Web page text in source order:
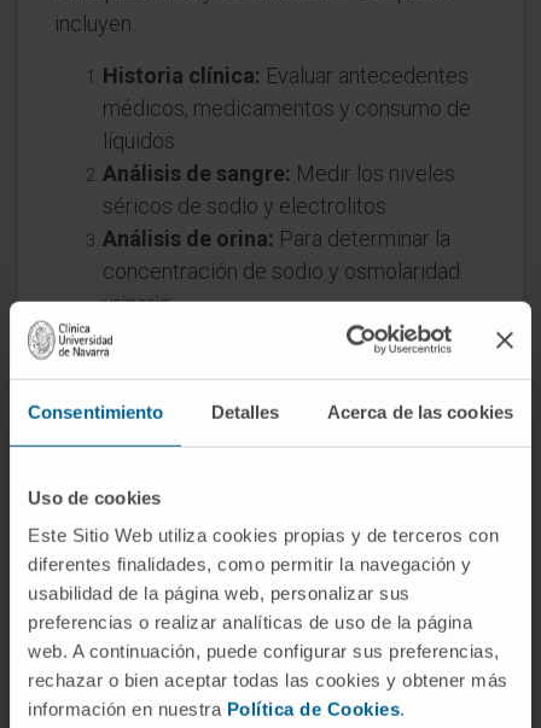
Consentimiento Detalles Acerca de las cookies
Uso de cookies
Este Sitio Web utiliza cookies propias y de terceros con
diferentes finalidades, como permitir la navegación y
usabilidad de la página web, personalizar sus
preferencias o realizar analíticas de uso de la página
web. A continuación, puede configurar sus preferencias,
rechazar o bien aceptar todas las cookies y obtener más
información en nuestra Política de Cookies.
incluyen:
Historia clínica: Evaluar antecedentes
médicos, medicamentos y consumo de
líquidos.
Análisis de sangre: Medir los niveles
séricos de sodio y electrolitos.
Análisis de orina: Para determinar la
concentración de sodio y osmolaridad
urinaria.
Tratamiento de la
hiponatremia
Eltratamiento de la hiponatremiadepende
Hiponatremia leve
Restricción de líquidos para corregir el
balance hídrico.
Ajustes en la medicación que contribuyan al
trastorno.